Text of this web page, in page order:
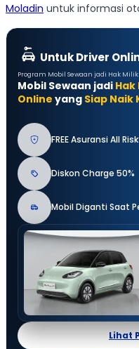
Moladin untuk informasi
Untuk Driver
Program Mobil Sewaan jadi Hak
Mobil Sewaan jadi
Online yang Siap Naik
FREE Asuransi All
Diskon Charge 50%
Mobil Diganti Saat
Lihat